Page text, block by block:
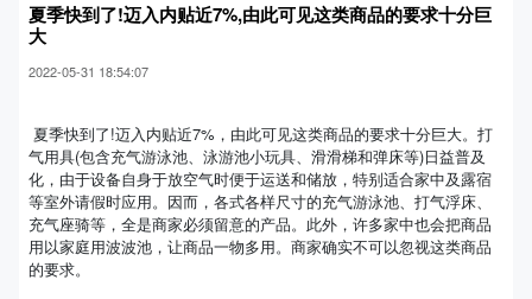
夏季快到了!迈入内贴近7%,由此可见这类商品的要求十分巨
大
2022-05-31 18:54:07
夏季快到了!迈入内贴近7%，由此可见这类商品的要求十分巨大。打
气用具(包含充气游泳池、泳游池小玩具、滑滑梯和弹床等)日益普及
化，由于设备自身于放空气时便于运送和储放，特别适合家中及露宿
等室外请假时应用。因而，各式各样尺寸的充气游泳池、打气浮床、
充气座骑等，全是商家必须留意的产品。此外，许多家中也会把商品
用以家庭用波波池，让商品一物多用。商家确实不可以忽视这类商品
的要求。